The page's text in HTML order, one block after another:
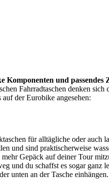
Komponenten und passendes
Fahrradtaschen denken
der Eurobike angesehen:
für alltägliche oder auch
und sind praktischerweise
Gepäck auf deiner Tour
und du schaffst es sogar ganz
unten an der Tasche